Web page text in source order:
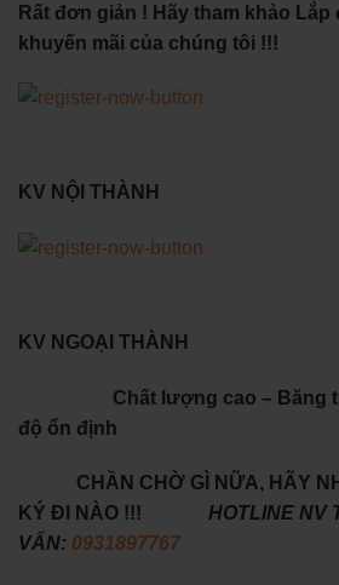
Rất đơn giản ! Hãy tham khảo Lắp
khuyến mãi của chúng tôi !!!
KV NỘI THÀNH
KV NGOẠI THÀNH
Chất lượng cao – Băng
độ ổn định
CHẦN CHỜ GÌ NỮA, HÃY
KÝ ĐI NÀO !!!
HOTLINE NV
VẤN: 0931897767